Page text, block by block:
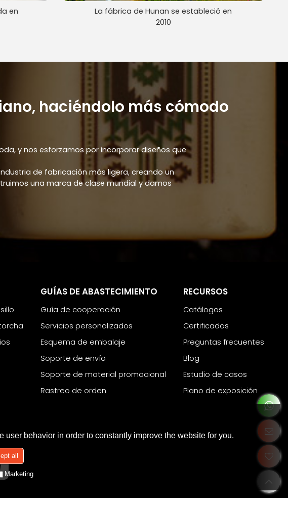
en
La fábrica de Hunan se estableció en
2010
haciéndolo más cómodo
y nos esforzamos por incorporar diseños que
de fabricación más ligera, creando un
una marca de clase mundial y damos
GUÍAS DE ABASTECIMIENTO
Guía de cooperación
Servicios personalizados
Esquema de embalaje
Soporte de envío
Soporte de material promocional
Rastreo de orden
RECURSOS
Catálogos
Certificados
Preguntas frecuentes
Blog
Estudio de casos
Plano de exposición
behavior in order to constantly improve the website for you.
all
Marketing